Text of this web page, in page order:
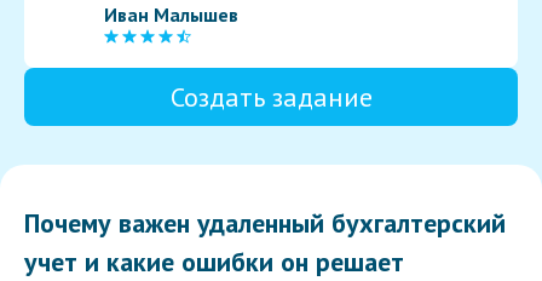
Иван Малышев
Создать задание
Почему важен удаленный бухгалтерский
учет и какие ошибки он решает